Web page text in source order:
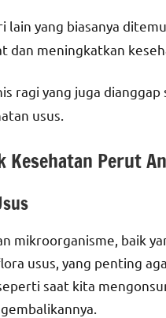
lain yang biasanya
meningkatkan
ragi yang juga
usus.
Perut
mikroorganisme, baik
usus, yang penting
saat kita